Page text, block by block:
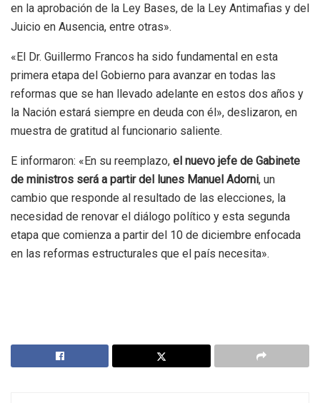
en la aprobación de la Ley Bases, de la Ley Antimafias y del
Juicio en Ausencia, entre otras».
«El Dr. Guillermo Francos ha sido fundamental en esta
primera etapa del Gobierno para avanzar en todas las
reformas que se han llevado adelante en estos dos años y
la Nación estará siempre en deuda con él», deslizaron, en
muestra de gratitud al funcionario saliente.
E informaron: «En su reemplazo, el nuevo jefe de Gabinete
de ministros será a partir del lunes Manuel Adorni, un
cambio que responde al resultado de las elecciones, la
necesidad de renovar el diálogo político y esta segunda
etapa que comienza a partir del 10 de diciembre enfocada
en las reformas estructurales que el país necesita».